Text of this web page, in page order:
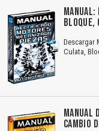
MANUAL:
BLOQUE,
Descargar
Culata,
MANUAL
CAMBIO